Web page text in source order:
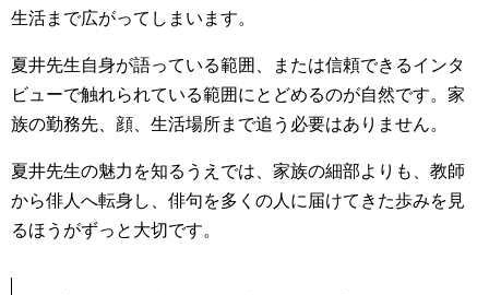
生活まで広がってしまいます。
夏井先生自身が語っている範囲、または信頼できるインタ
ビューで触れられている範囲にとどめるのが自然です。家
族の勤務先、顔、生活場所まで追う必要はありません。
夏井先生の魅力を知るうえでは、家族の細部よりも、教師
から俳人へ転身し、俳句を多くの人に届けてきた歩みを見
るほうがずっと大切です。